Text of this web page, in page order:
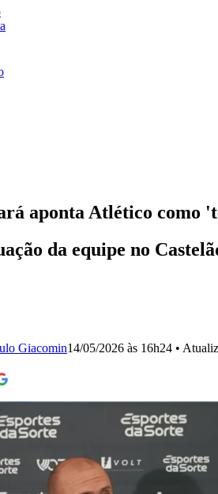
aponta Atlético como
da equipe no
Giacomin14/05/2026 às 16h24 •